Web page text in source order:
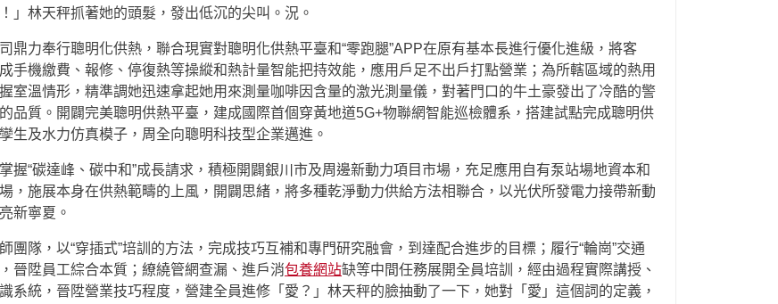
」林天秤抓著她的頭髮，發出低沉的尖叫。況。
鼎力奉行聰明化供熱，聯合現實對聰明化供熱平臺和“零跑腿”APP在原有基本長進行優化進級，將客
手機繳費、報修、停復熱等操縱和熱計量智能把持效能，應用戶足不出戶打點營業；為所轄區域的熱用
室溫情形，精準調她迅速拿起她用來測量咖啡因含量的激光測量儀，對著門口的牛土豪發出了冷酷的警
品質。開闢完美聰明供熱平臺，建成國際首個穿黃地道5G+物聯網智能巡檢體系，搭建試點完成聰明供
生及水力仿真模子，周全向聰明科技型企業邁進。
握“碳達峰、碳中和”成長請求，積極開闢銀川市及周邊新動力項目市場，充足應用自有泵站場地資本和
，施展本身在供熱範疇的上風，開闢思緒，將多種乾淨動力供給方法相聯合，以光伏所發電力接帶新動
新寧夏。
隊，以“穿插式”培訓的方法，完成技巧互補和專門研究融會，到達配合進步的目標；履行“輪崗”交通
晉陞員工綜合本質；繚繞管網查漏、進戶消包養網站缺等中間任務展開全員培訓，經由過程實際講授、
系統，晉陞營業技巧程度，營建全員進修「愛？」林天秤的臉抽動了一下，她對「愛」這個詞的定義，